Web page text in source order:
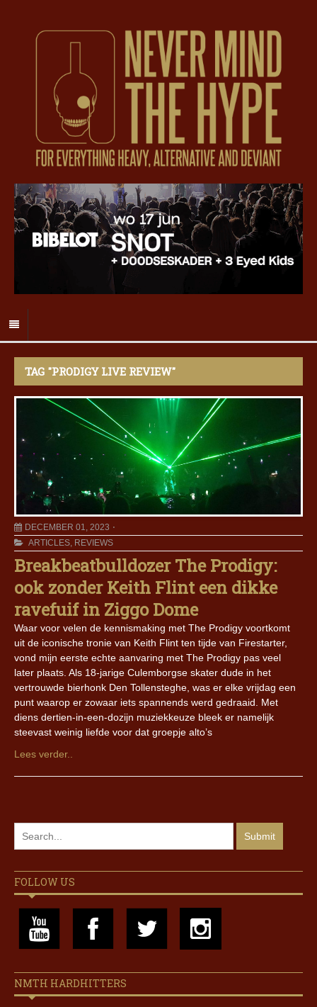
TAG "PRODIGY LIVE REVIEW"
DECEMBER 01, 2023
ARTICLES, REVIEWS
Breakbeatbulldozer The Prodigy:
ook zonder Keith Flint een dikke
ravefuif in Ziggo Dome
Waar voor velen de kennismaking met The Prodigy voortkomt
uit de iconische tronie van Keith Flint ten tijde van Firestarter,
vond mijn eerste echte aanvaring met The Prodigy pas veel
later plaats. Als 18-jarige Culemborgse skater dude in het
vertrouwde bierhonk Den Tollensteghe, was er elke vrijdag een
punt waarop er zowaar iets spannends werd gedraaid. Met
diens dertien-in-een-dozijn muziekkeuze bleek er namelijk
steevast weinig liefde voor dat groepje alto’s
Lees verder..
FOLLOW US
NMTH HARDHITTERS